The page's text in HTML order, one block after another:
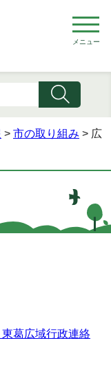
メニュー
> 市の取り組み > 広
葛広域行政連絡